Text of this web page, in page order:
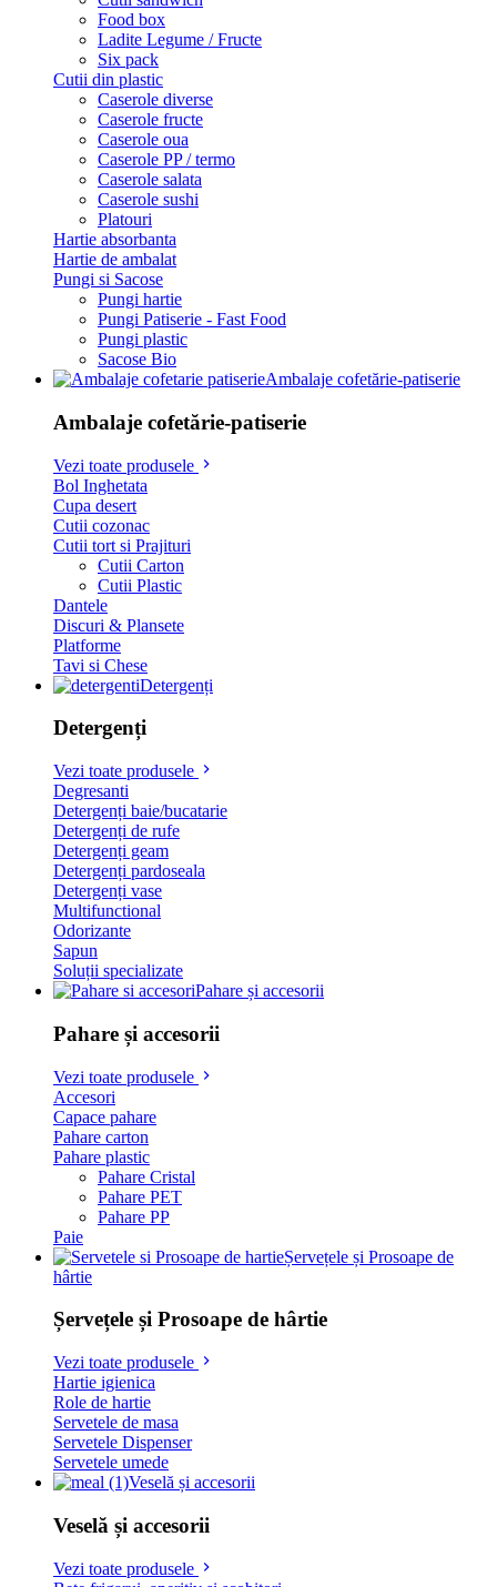
Food box
Ladite Legume / Fructe
Six pack
Cutii din plastic
Caserole diverse
Caserole fructe
Caserole oua
Caserole PP / termo
Caserole salata
Caserole sushi
Platouri
Hartie absorbanta
Hartie de ambalat
Pungi si Sacose
Pungi hartie
Pungi Patiserie - Fast Food
Pungi plastic
Sacose Bio
Ambalaje cofetărie-patiserie
Ambalaje cofetărie-patiserie
Vezi toate produsele
Bol Inghetata
Cupa desert
Cutii cozonac
Cutii tort si Prajituri
Cutii Carton
Cutii Plastic
Dantele
Discuri & Plansete
Platforme
Tavi si Chese
Detergenți
Detergenți
Vezi toate produsele
Degresanti
Detergenți baie/bucatarie
Detergenți de rufe
Detergenți geam
Detergenți pardoseala
Detergenți vase
Multifunctional
Odorizante
Sapun
Soluții specializate
Pahare și accesorii
Pahare și accesorii
Vezi toate produsele
Accesori
Capace pahare
Pahare carton
Pahare plastic
Pahare Cristal
Pahare PET
Pahare PP
Paie
Șervețele și Prosoape de
hârtie
Șervețele și Prosoape de hârtie
Vezi toate produsele
Hartie igienica
Role de hartie
Servetele de masa
Servetele Dispenser
Servetele umede
Veselă și accesorii
Veselă și accesorii
Vezi toate produsele